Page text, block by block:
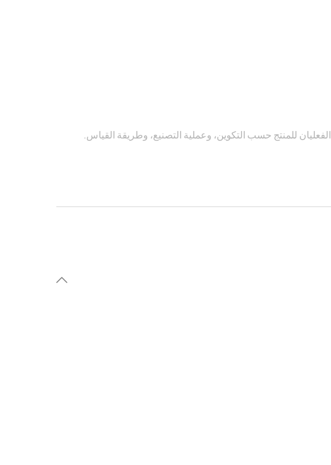
للمنتج حسب التكوين، وعملية التصنيع، وطريقة القياس.